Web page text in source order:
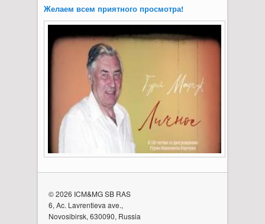
Желаем всем приятного просмотра!
© 2026 ICM&MG SB RAS
6, Ac. Lavrentieva ave.,
Novosibirsk, 630090, Russia